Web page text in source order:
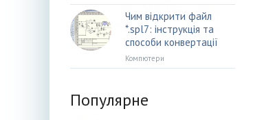
Чим відкрити файл
*.spl7: інструкція та
способи конвертації
Компютери
Популярне